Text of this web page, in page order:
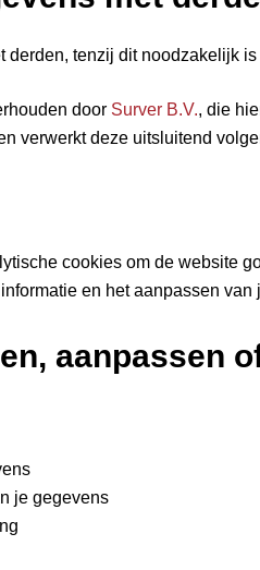
derden, tenzij dit noodzakelijk
door Surver B.V., die
verwerkt deze uitsluitend
cookies om de website
en het aanpassen van
aanpassen
je gegevens